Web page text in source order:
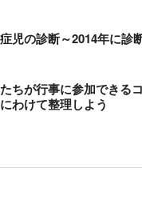
児の診断～2014年に診
ちが行事に参加できる
わけて整理しよう